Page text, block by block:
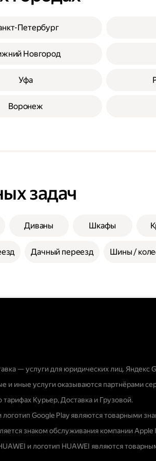
Петербург
Новгород
Уфа
Воронеж
задач
Диваны Шкафы
Дачный переезд Шины /
— услуги для юридических лиц.
и иные услуги оказываются партнёрами
тарифах Курьер, Доставка и Грузовой.
логотип Google Play являются товарными
знаком обслуживания компании Apple
и логотип HUAWEI являются